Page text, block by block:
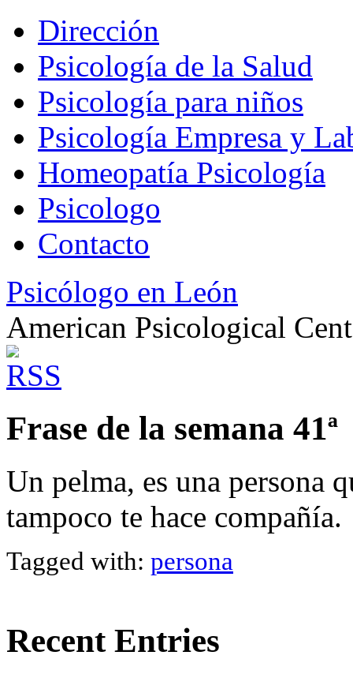
Dirección
Psicología de la Salud
Psicología para niños
Psicología Empresa y
Homeopatía Psicología
Psicologo
Contacto
Psicólogo en León
American Psicological
Frase de la semana 41ª
Un pelma, es una persona
tampoco te hace compañía.
Tagged with: persona
Recent Entries